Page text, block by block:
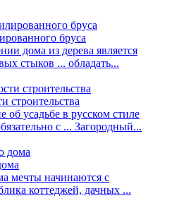
бруса
дома из дерева является
стыков ... обладать...
строительства
об усадьбе в русском стиле
с ... Загородный...
мечты начинаются с
коттеджей, дачных ...